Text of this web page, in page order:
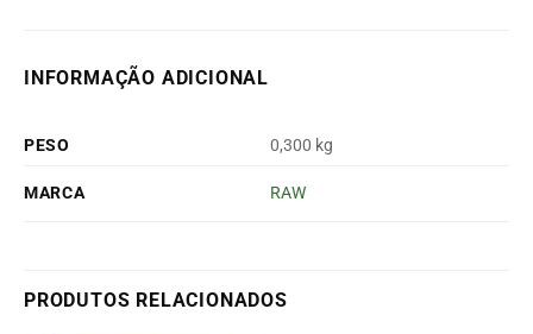
INFORMAÇÃO ADICIONAL
PESO 0,300 kg
MARCA RAW
PRODUTOS RELACIONADOS